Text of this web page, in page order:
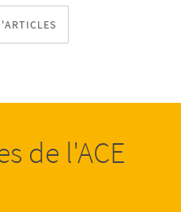
de l'ACE